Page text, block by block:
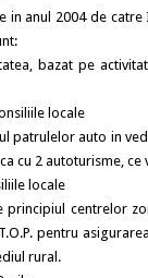
2004 de catre
bazat pe
locale
patrulelor auto in
cu 2 autoturisme,
locale
centrelor
pentru
rural.